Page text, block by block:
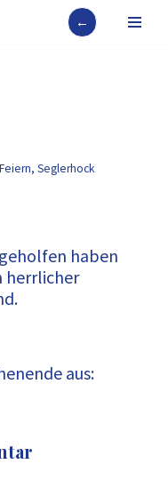
←
Feiern, Seglerhock
haben
herrlicher
aus: